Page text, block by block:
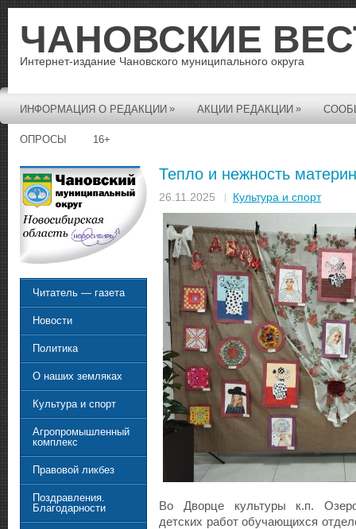
ЧАНОВСКИЕ
Интернет-издание Чановского муниципального округа
ИНФОРМАЦИЯ О РЕДАКЦИИ » АКЦИИ РЕДАКЦИИ »
ОПРОСЫ 16+
Тепло и нежность
26.11.2025 Культура и спорт
Во Дворце культуры к.п.
детских работ обучающихся
Читатель — газета
Новости
Политика
О наших земляках
Культура и спорт
Агропромышленный
комплекс
Правовой ликбез
Поздравления.
Благодарности